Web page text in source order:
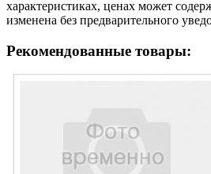
характеристиках, ценах может
изменена без предварительного
Рекомендованные товары: